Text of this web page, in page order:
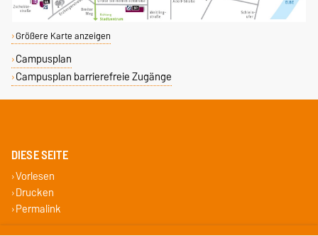
Größere Karte anzeigen
Campusplan
Campusplan barrierefreie Zugänge
DIESE SEITE
Vorlesen
Drucken
Permalink